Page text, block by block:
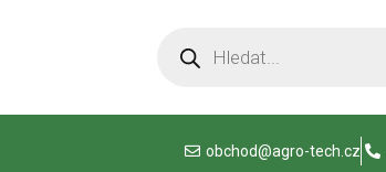
obchod@agro-tech.cz